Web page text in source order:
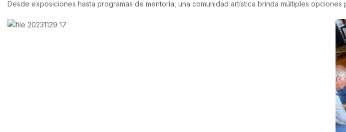
Desde exposiciones hasta programas de mentoría, una comunidad artística brinda múltiples